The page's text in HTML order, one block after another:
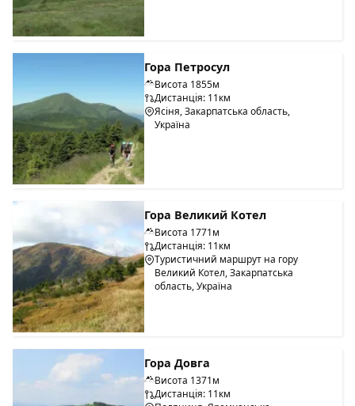
Гора Петросул
Висота 1855м
Дистанція: 11км
Ясіня, Закарпатська область,
Україна
Гора Великий Котел
Висота 1771м
Дистанція: 11км
Туристичний маршрут на гору
Великий Котел, Закарпатська
область, Україна
Гора Довга
Висота 1371м
Дистанція: 11км